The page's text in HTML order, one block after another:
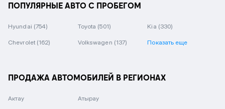
ПОПУЛЯРНЫЕ АВТО С ПРОБЕГОМ
Hyundai (754) Toyota (501) Kia (330)
Chevrolet (162) Volkswagen (137) Показать еще
ПРОДАЖА АВТОМОБИЛЕЙ В РЕГИОНАХ
Актау Атырау